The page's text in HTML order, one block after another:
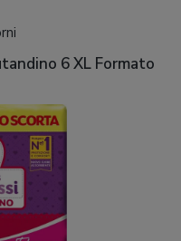
6 XL Formato